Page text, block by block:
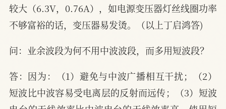
较大（6.3V，0.76A），如电源变压器灯丝线圈功率
不够富裕的话，变压器易发烫。（以上丁启鸿答)
问：业余波段为何不用中波波段，而多用短波段？
答：因为：（1）避免与中波广播相互干扰；（2）
短波比中波容易受电离层的反射而远传；（3）短波